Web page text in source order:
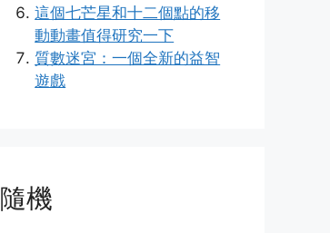
這個七芒星和十二個點的移
動動畫值得研究一下
質數迷宮：一個全新的益智
遊戲
隨機